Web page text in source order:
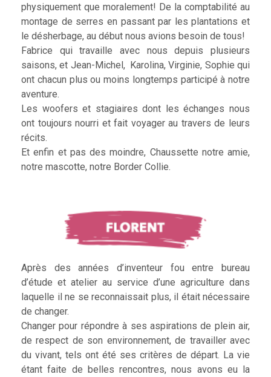
physiquement que moralement! De la comptabilité au
montage de serres en passant par les plantations et
le désherbage, au début nous avions besoin de tous!
Fabrice qui travaille avec nous depuis plusieurs
saisons, et Jean-Michel, Karolina, Virginie, Sophie qui
ont chacun plus ou moins longtemps participé à notre
aventure.
Les woofers et stagiaires dont les échanges nous
ont toujours nourri et fait voyager au travers de leurs
récits.
Et enfin et pas des moindre, Chaussette notre amie,
notre mascotte, notre Border Collie.
Après des années d’inventeur fou entre bureau
d’étude et atelier au service d’une agriculture dans
laquelle il ne se reconnaissait plus, il était nécessaire
de changer.
Changer pour répondre à ses aspirations de plein air,
de respect de son environnement, de travailler avec
du vivant, tels ont été ses critères de départ. La vie
étant faite de belles rencontres, nous avons eu la